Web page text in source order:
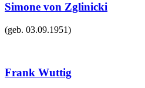
Simone von Zglinicki
(geb. 03.09.1951)
Frank Wuttig